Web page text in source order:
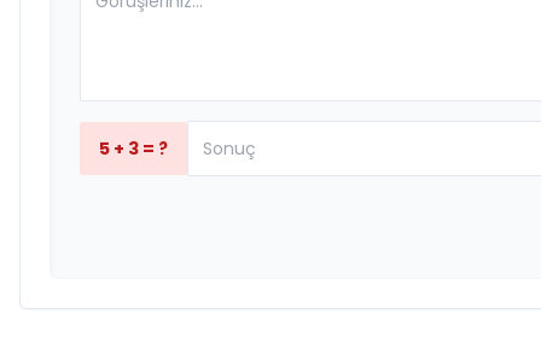
5 + 3 = ?